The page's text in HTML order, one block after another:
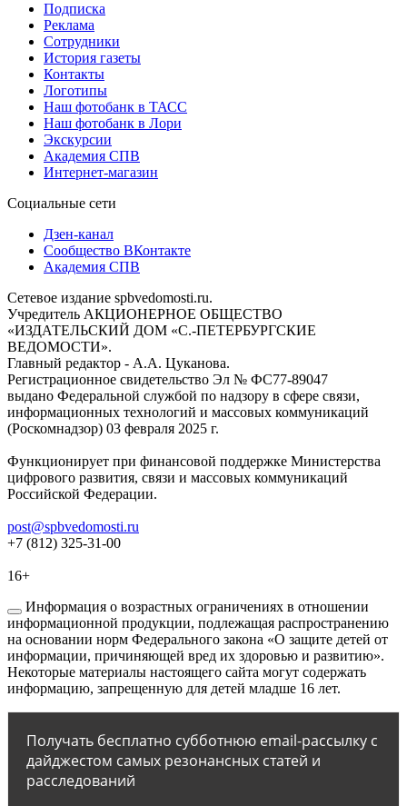
Подписка
Реклама
Сотрудники
История газеты
Контакты
Логотипы
Наш фотобанк в ТАСС
Наш фотобанк в Лори
Экскурсии
Академия СПВ
Интернет-магазин
Социальные сети
Дзен-канал
Сообщество ВКонтакте
Академия СПВ
Сетевое издание spbvedomosti.ru.
Учредитель АКЦИОНЕРНОЕ ОБЩЕСТВО
«ИЗДАТЕЛЬСКИЙ ДОМ «С.-ПЕТЕРБУРГСКИЕ
ВЕДОМОСТИ».
Главный редактор - А.А. Цуканова.
Регистрационное свидетельство Эл № ФС77-89047
выдано Федеральной службой по надзору в сфере связи,
информационных технологий и массовых коммуникаций
(Роскомнадзор) 03 февраля 2025 г.
Функционирует при финансовой поддержке Министерства
цифрового развития, связи и массовых коммуникаций
Российской Федерации.
post@spbvedomosti.ru
+7 (812) 325-31-00
16+
Информация о возрастных ограничениях в отношении
информационной продукции, подлежащая распространению
на основании норм Федерального закона «О защите детей от
информации, причиняющей вред их здоровью и развитию».
Некоторые материалы настоящего сайта могут содержать
информацию, запрещенную для детей младше 16 лет.
Получать бесплатно субботнюю email-рассылку с
дайджестом самых резонансных статей и
расследований